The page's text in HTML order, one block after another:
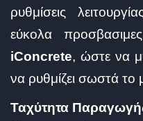
ρυθμίσεις
εύκολα
iConcrete, ώστε να
να ρυθμίζει σωστά το
Ταχύτητα